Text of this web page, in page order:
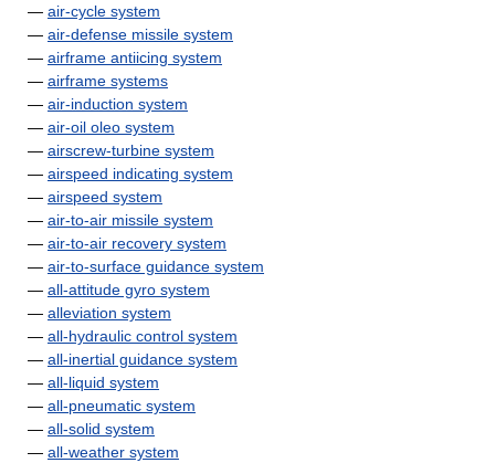
— air-cycle system
— air-defense missile system
— airframe antiicing system
— airframe systems
— air-induction system
— air-oil oleo system
— airscrew-turbine system
— airspeed indicating system
— airspeed system
— air-to-air missile system
— air-to-air recovery system
— air-to-surface guidance system
— all-attitude gyro system
— alleviation system
— all-hydraulic control system
— all-inertial guidance system
— all-liquid system
— all-pneumatic system
— all-solid system
— all-weather system